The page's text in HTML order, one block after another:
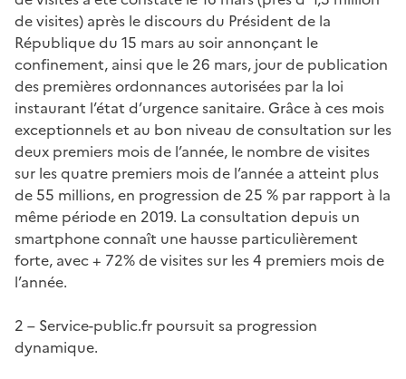
de visites) après le discours du Président de la
République du 15 mars au soir annonçant le
confinement, ainsi que le 26 mars, jour de publication
des premières ordonnances autorisées par la loi
instaurant l’état d’urgence sanitaire. Grâce à ces mois
exceptionnels et au bon niveau de consultation sur les
deux premiers mois de l’année, le nombre de visites
sur les quatre premiers mois de l’année a atteint plus
de 55 millions, en progression de 25 % par rapport à la
même période en 2019. La consultation depuis un
smartphone connaît une hausse particulièrement
forte, avec + 72% de visites sur les 4 premiers mois de
l’année.
2 – Service-public.fr poursuit sa progression
dynamique.